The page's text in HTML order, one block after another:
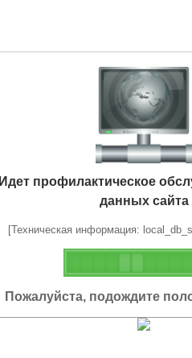
Идет профилактическое
данных сайта
[Техническая информация:
Пожалуйста, подождите